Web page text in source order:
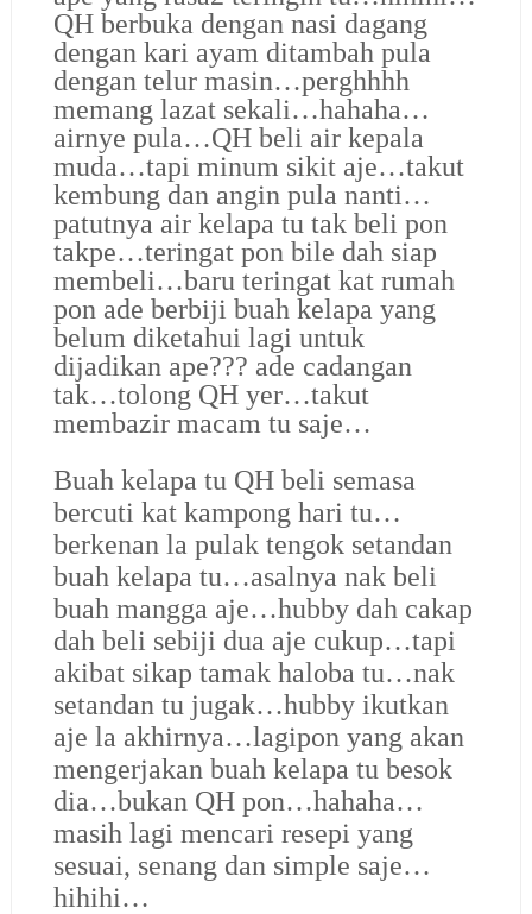
QH berbuka dengan nasi dagang
dengan kari ayam ditambah pula
dengan telur masin…perghhhh
memang lazat sekali…hahaha…
airnye pula…QH beli air kepala
muda…tapi minum sikit aje…takut
kembung dan angin pula nanti…
patutnya air kelapa tu tak beli pon
takpe…teringat pon bile dah siap
membeli…baru teringat kat rumah
pon ade berbiji buah kelapa yang
belum diketahui lagi untuk
dijadikan ape??? ade cadangan
tak…tolong QH yer…takut
membazir macam tu saje…
Buah kelapa tu QH beli semasa
bercuti kat kampong hari tu…
berkenan la pulak tengok setandan
buah kelapa tu…asalnya nak beli
buah mangga aje…hubby dah cakap
dah beli sebiji dua aje cukup…tapi
akibat sikap tamak haloba tu…nak
setandan tu jugak…hubby ikutkan
aje la akhirnya…lagipon yang akan
mengerjakan buah kelapa tu besok
dia…bukan QH pon…hahaha…
masih lagi mencari resepi yang
sesuai, senang dan simple saje…
hihihi…